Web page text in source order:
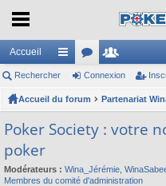
Accueil
ac
co
s
or
u
m
e
m
Rechercher Connexion
Accueil du forum Partenariat
Poker Society : votre
poker
Modérateurs : Wina_Jérémie
Membres du comité d'administration